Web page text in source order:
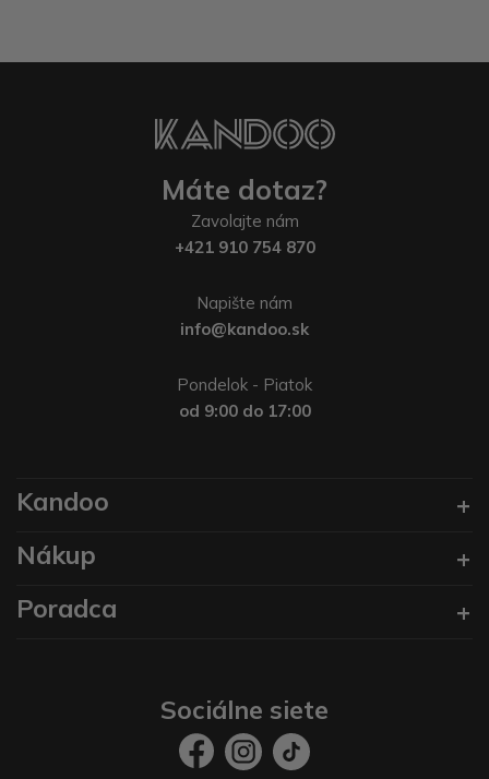
Máte dotaz?
Zavolajte nám
+421 910 754 870
Napište nám
info@kandoo.sk
Pondelok - Piatok
od 9:00 do 17:00
Kandoo
Nákup
Poradca
Sociálne siete